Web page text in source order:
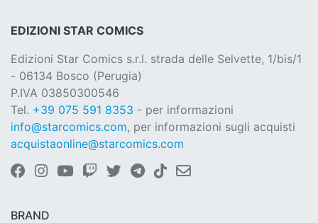
EDIZIONI STAR COMICS
Edizioni Star Comics s.r.l. strada delle Selvette, 1/bis/1
- 06134 Bosco (Perugia)
P.IVA 03850300546
Tel. +39 075 591 8353 - per informazioni
info@starcomics.com, per informazioni sugli acquisti
acquistaonline@starcomics.com
BRAND